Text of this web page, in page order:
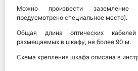
Можно произвести
предусмотрено специальное место).
Общая длина оптических
размещаемых в шкафу, не более 90 м.
Схема крепления шкафа описана в